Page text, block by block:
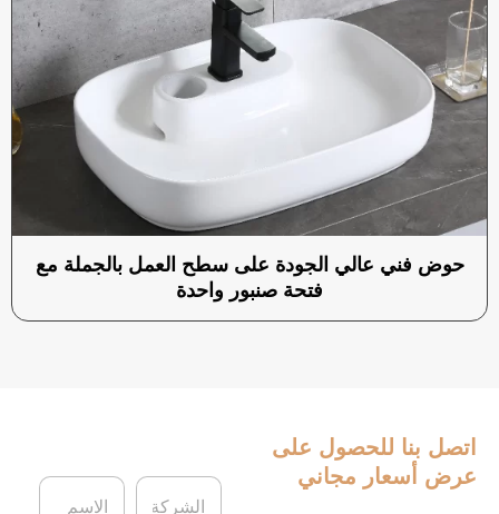
حوض فني عالي الجودة على سطح العمل بالجملة مع
فتحة صنبور واحدة
اتصل بنا للحصول على
عرض أسعار مجاني
ا
ا